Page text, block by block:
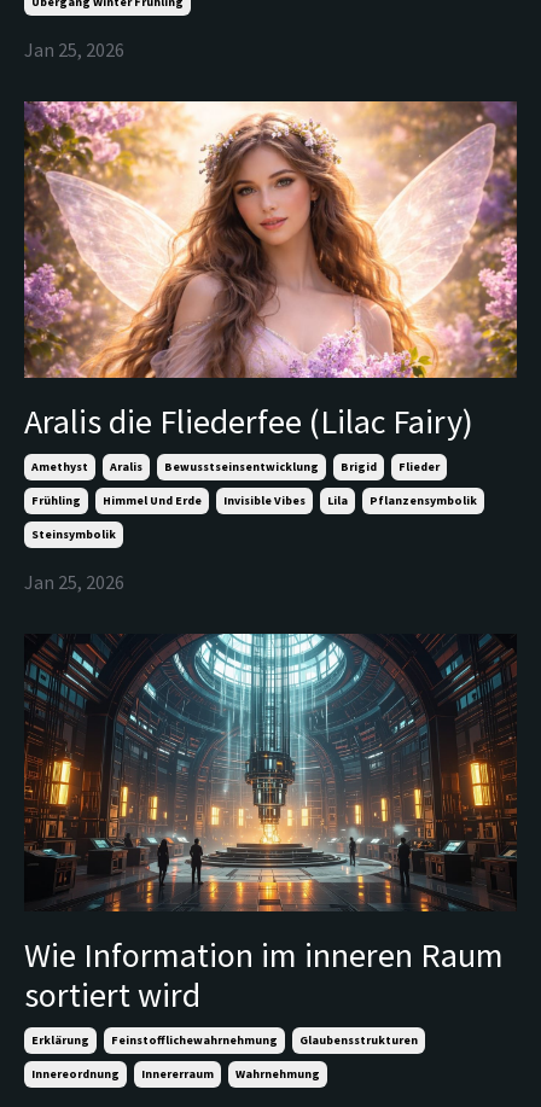
Jan 25, 2026
Aralis die Fliederfee (Lilac Fairy)
Amethyst Aralis Bewusstseinsentwicklung Brigid Flieder
Frühling Himmel Und Erde Invisible Vibes Lila Pflanzensymbolik
Steinsymbolik
Jan 25, 2026
Wie Information im inneren Raum
sortiert wird
Erklärung Feinstofflichewahrnehmung Glaubensstrukturen
Innereordnung Innererraum Wahrnehmung